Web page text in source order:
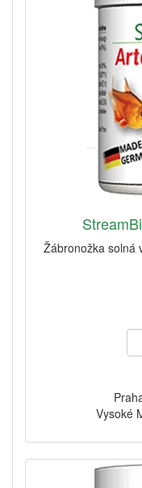
Žábronožka solná
Vysoké